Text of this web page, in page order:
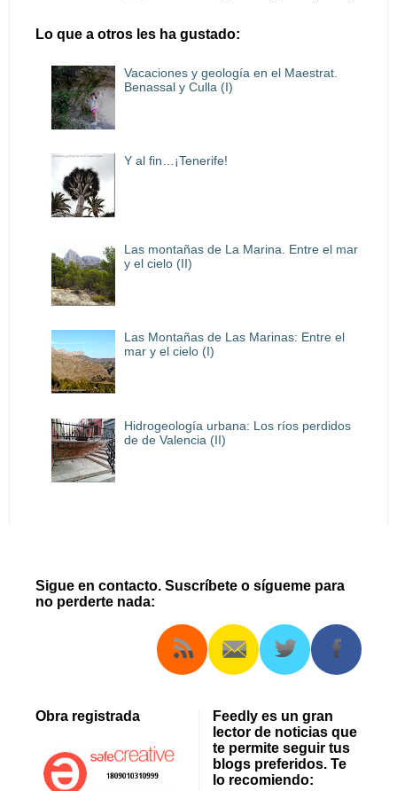
Lo que a otros les ha gustado:
Vacaciones y geología en el Maestrat.
Benassal y Culla (I)
Y al fin…¡Tenerife!
Las montañas de La Marina. Entre el mar
y el cielo (II)
Las Montañas de Las Marinas: Entre el
mar y el cielo (I)
Hidrogeología urbana: Los ríos perdidos
de de Valencia (II)
Sigue en contacto. Suscríbete o sígueme para
no perderte nada:
Obra registrada
Feedly es un gran
lector de noticias que
te permite seguir tus
blogs preferidos. Te
lo recomiendo: